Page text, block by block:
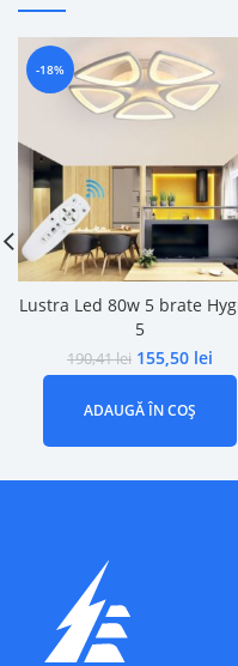
-18%
Lustra Led 80w 5 brate
5
190,41lei 155,50 lei
ADAUGĂ ÎN COȘ